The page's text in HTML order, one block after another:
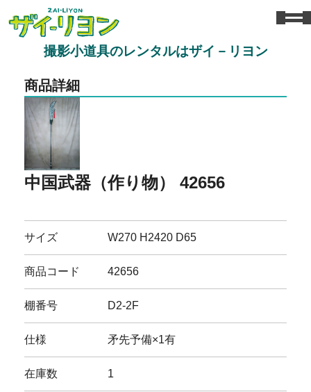
撮影小道具のレンタルはザイ－リヨン
商品詳細
中国武器（作り物） 42656
サイズ W270 H2420 D65
商品コード 42656
棚番号 D2-2F
仕様 矛先予備×1有
在庫数 1